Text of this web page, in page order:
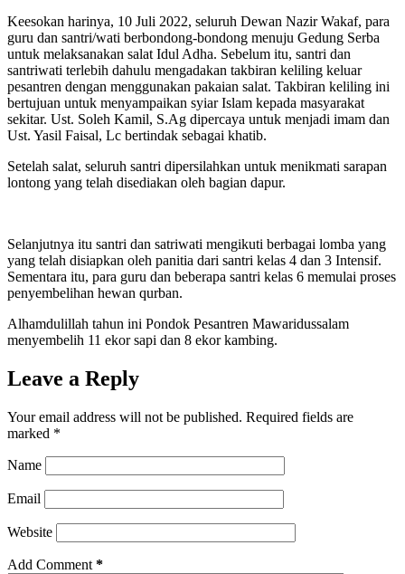
Keesokan harinya, 10 Juli 2022, seluruh Dewan Nazir Wakaf, para
guru dan santri/wati berbondong-bondong menuju Gedung Serba
untuk melaksanakan salat Idul Adha. Sebelum itu, santri dan
santriwati terlebih dahulu mengadakan takbiran keliling keluar
pesantren dengan menggunakan pakaian salat. Takbiran keliling ini
bertujuan untuk menyampaikan syiar Islam kepada masyarakat
sekitar. Ust. Soleh Kamil, S.Ag dipercaya untuk menjadi imam dan
Ust. Yasil Faisal, Lc bertindak sebagai khatib.
Setelah salat, seluruh santri dipersilahkan untuk menikmati sarapan
lontong yang telah disediakan oleh bagian dapur.
Selanjutnya itu santri dan satriwati mengikuti berbagai lomba yang
yang telah disiapkan oleh panitia dari santri kelas 4 dan 3 Intensif.
Sementara itu, para guru dan beberapa santri kelas 6 memulai proses
penyembelihan hewan qurban.
Alhamdulillah tahun ini Pondok Pesantren Mawaridussalam
menyembelih 11 ekor sapi dan 8 ekor kambing.
Leave a Reply
Your email address will not be published. Required fields are
marked *
Name
Email
Website
Add Comment *